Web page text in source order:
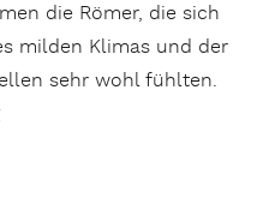
die Römer, die sich
milden Klimas und der
sehr wohl fühlten.
„Pécs – Kaleidoskop der